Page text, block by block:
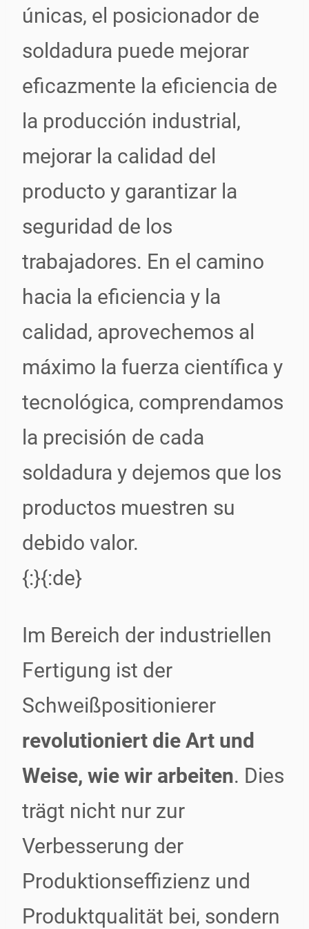
únicas, el posicionador de
soldadura puede mejorar
eficazmente la eficiencia de
la producción industrial,
mejorar la calidad del
producto y garantizar la
seguridad de los
trabajadores. En el camino
hacia la eficiencia y la
calidad, aprovechemos al
máximo la fuerza científica y
tecnológica, comprendamos
la precisión de cada
soldadura y dejemos que los
productos muestren su
debido valor.
{:}{:de}
Im Bereich der industriellen
Fertigung ist der
Schweißpositionierer
revolutioniert die Art und
Weise, wie wir arbeiten. Dies
trägt nicht nur zur
Verbesserung der
Produktionseffizienz und
Produktqualität bei, sondern